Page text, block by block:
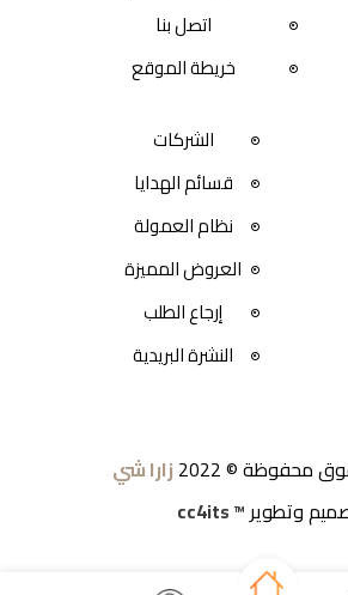
اتصل بنا
خريطة الموقع
الشركات
قسائم الهدايا
نظام العمولة
العروض المميزة
إرجاع الطلب
النشرة البريدية
محفوظة © 2022
زارا شي
وتطوير™ cc4its